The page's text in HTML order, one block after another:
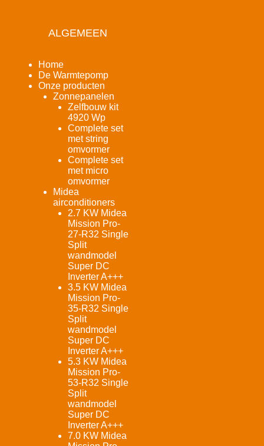
ALGEMEEN
Home
De Warmtepomp
Onze producten
Zonnepanelen
Zelfbouw kit
4920 Wp
Complete set
met string
omvormer
Complete set
met micro
omvormer
Midea
airconditioners
2.7 KW Midea
Mission Pro-
27-R32 Single
Split
wandmodel
Super DC
Inverter A+++
3.5 KW Midea
Mission Pro-
35-R32 Single
Split
wandmodel
Super DC
Inverter A+++
5.3 KW Midea
Mission Pro-
53-R32 Single
Split
wandmodel
Super DC
Inverter A+++
7.0 KW Midea